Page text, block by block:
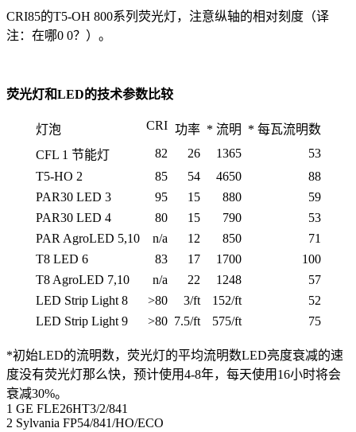
CRI85的T5-OH 800系列荧光灯，注意纵轴的相对刻度（译
注：在哪0 0？）。
荧光灯和LED的技术参数比较
灯泡 CRI 功率 * 流明 * 每瓦流明数
CFL1 节能灯 82 26 1365
53
T5-HO 2 85 54 4650
88
PAR30 LED 3 95 15 880
59
PAR30 LED 4 80 15 790
53
PAR AgroLED 5,10 n/a 12 850
71
T8 LED 6 83 17 1700
100
T8 AgroLED 7,10 n/a 22 1248
57
LED Strip Light 8 >80 3/ft 152/ft
52
LED Strip Light 9 >80 7.5/ft 575/ft 75
*初始LED的流明数，荧光灯的平均流明数LED亮度衰减的速
度没有荧光灯那么快，预计使用4-8年，每天使用16小时将会
衰减30%。
1 GE FLE26HT3/2/841
2 Sylvania FP54/841/HO/ECO